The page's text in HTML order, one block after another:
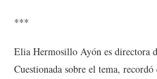
***
Elia Hermosillo Ayón es directora
Cuestionada sobre el tema,